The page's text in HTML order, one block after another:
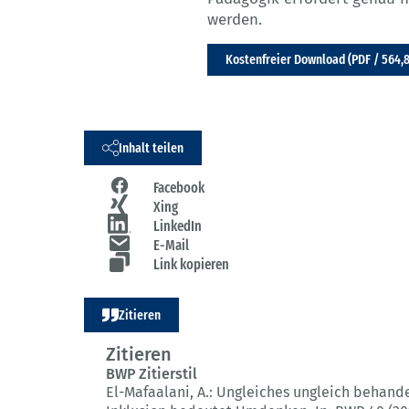
werden.
Kostenfreier Download (PDF /
Inhalt teilen
Facebook
Xing
LinkedIn
E-Mail
Link kopieren
Zitieren
Zitieren
BWP Zitierstil
El-Mafaalani, A.: Ungleiches ungleich